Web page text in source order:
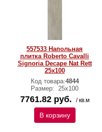
557533 Напольная
плитка Roberto Cavalli
Signoria Decape Nat Rett
25x100
Код товара:4844
Размер: 25x100
7761.82 руб. / кв.м
В корзину